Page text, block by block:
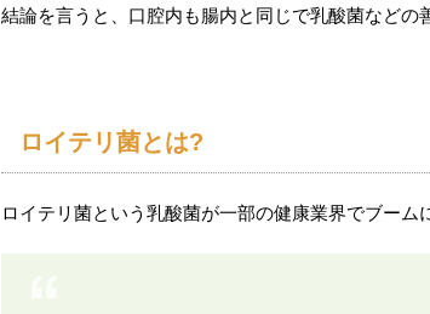
結論を言うと、口腔内も腸内と同じで乳酸菌などの
ロイテリ菌とは?
ロイテリ菌という乳酸菌が一部の健康業界でブーム